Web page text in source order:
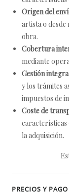
Origen del
artista o desde
obra.
Cobertura
mediante
Gestión
y los trámites
impuestos de
Coste de
características
la adquisición.
PRECIOS Y PAGO